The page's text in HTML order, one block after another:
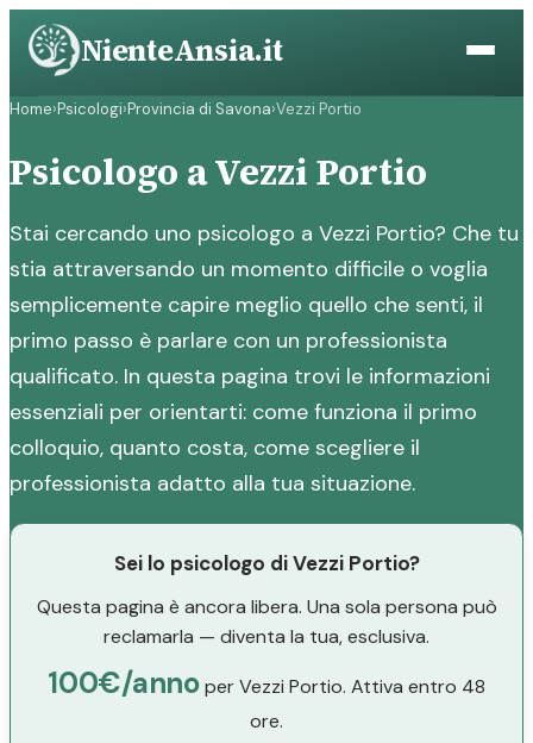
Vai
contenuto
NienteAnsia.it
Home›Psicologi›Provincia di Savona›Vezzi Portio
Psicologo a Vezzi Portio
Stai cercando uno psicologo a Vezzi Portio? Che tu
stia attraversando un momento difficile o voglia
semplicemente capire meglio quello che senti, il
primo passo è parlare con un professionista
qualificato. In questa pagina trovi le informazioni
essenziali per orientarti: come funziona il primo
colloquio, quanto costa, come scegliere il
professionista adatto alla tua situazione.
Sei lo psicologo di Vezzi Portio?
Questa pagina è ancora libera. Una sola persona può
reclamarla — diventa la tua, esclusiva.
100€/annoper Vezzi Portio. Attiva entro 48
ore.